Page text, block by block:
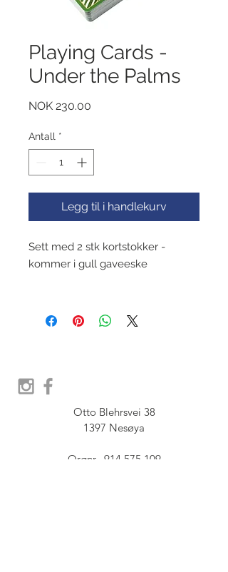
Playing Cards -
Under the Palms
NOK 230.00
Antall *
Legg til i handlekurv
Sett med 2 stk kortstokker -
kommer i gull gaveeske
Otto Blehrsvei 38
1397 Nesøya
Orgnr.  914 575 109